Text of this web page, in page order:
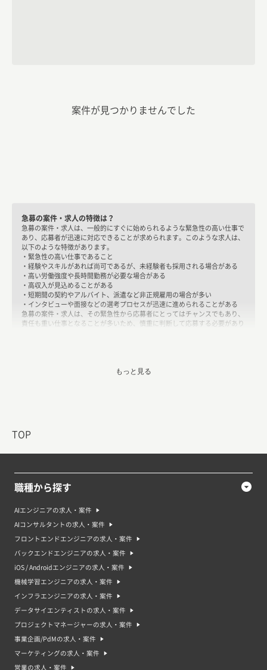
TOP
案件が見つかりませんでした
急募の案件・求人の特徴は？
急募の案件・求人は、一般的にすぐに始められるような緊急性の高い仕事で
あり、応募者が迅速に対応できることが求められます。このような求人は、
以下のような特徴があります。
・緊急性の高い仕事であること
・経験やスキルがあれば尚可であるが、未経験者も採用される場合がある
・高い労働強度や長時間勤務が必要な場合がある
・高収入が見込めることがある
・短期間の契約やアルバイト、派遣など非正規雇用の場合が多い
・インタビューや面接などの選考プロセスが迅速に進められることがある
急募の案件・求人は、その緊急性から応募者にとってはチャンスでもあり、
責任も重い仕事となることが多いため、慎重に判断して応募する必要があり
ランスの場合は企業が外部の専門家を必要とする場合に、緊急性が高まるこ
場合、積極的に応募することができます。また、急募の場合は、報酬が高く
設定されることもあるため、収入アップのチャンスとなることもあります。
・高い報酬が期待できる場合がある。
・短期間の仕事やアルバイト、派遣の場合が多く、自分のスケジュールに合
・経験やスキルを身につけるチャンスがある。
・急募の案件・求人は、採用がスムーズに進むため、応募者にとってもチャ
ップにつながるメリットがあるため、積極的にチャレンジしてみることも大
切です。
急募の案件・求人のデメリット
急募の案件・求人には以下のようなデメリットがあります。
ス面でのリスクがある。
・選考プロセスが迅速に進められるため、十分な情報収集や検討ができない
・短期間の契約やアルバイト、派遣など非正規雇用の場合が多く、安定した
雇用が期待できない場合がある。
もっと見る
職種から探す
AIエンジニアの求人・案件
AIコンサルタントの求人・案件
フロントエンドエンジニアの求人・案件
バックエンドエンジニアの求人・案件
iOS / Androidエンジニアの求人・案件
機械学習エンジニアの求人・案件
インフラエンジニアの求人・案件
データサイエンティストの求人・案件
プロジェクトマネージャーの求人・案件
事業企画/PdMの求人・案件
マーケティングの求人・案件
営業の求人・案件